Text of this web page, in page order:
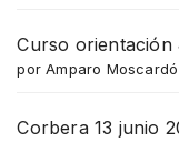
Curso orientación
por Amparo Moscardó
Corbera 13 junio